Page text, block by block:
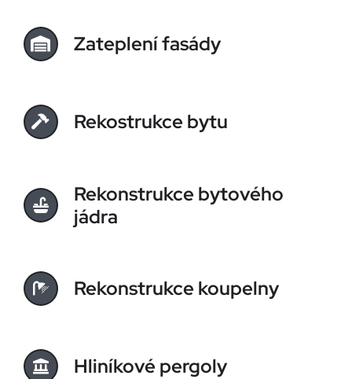
Zateplení fasády
Rekostrukce bytu
Rekonstrukce bytového
jádra
Rekonstrukce koupelny
Hliníkové pergoly